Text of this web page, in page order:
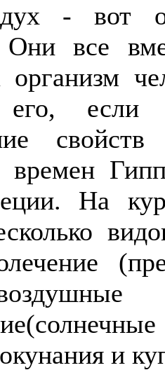
- вот
все
организм
его,
времен
На
и